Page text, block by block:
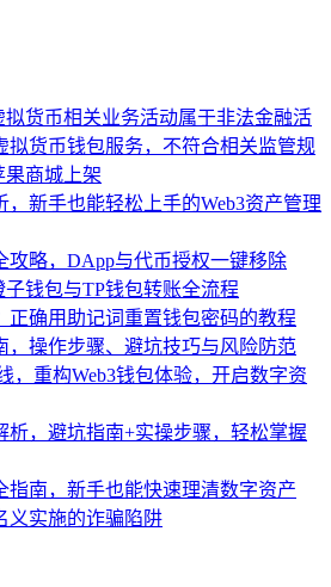
拟货币相关业务活动属于非法金融活
拟货币钱包服务，不符合相关监管规
果商城上架
，新手也能轻松上手的Web3资产管理
攻略，DApp与代币授权一键移除
钱包与TP钱包转账全流程
正确用助记词重置钱包密码的教程
，操作步骤、避坑技巧与风险防范
，重构Web3钱包体验，开启数字资
析，避坑指南+实操步骤，轻松掌握
指南，新手也能快速理清数字资产
义实施的诈骗陷阱